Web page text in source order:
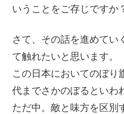
いうことをご存じですか
さて、その話を進めてい
て触れたいと思います。
この日本においてのぼり
代までさかのぼるといわ
ただ中。敵と味方を区別